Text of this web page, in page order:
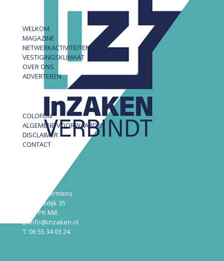
WELKOM
MAGAZINE
NETWERKACTIVITEITEN
VESTIGINGSKLIMAAT
OVER ONS
ADVERTEREN
COLOFON
ALGEMENE VOORWAARDEN
DISCLAIMER
CONTACT
Robert Hermens
Udensedijk 35
5451 PK Mill
E: info@inzaken.nl
T: 06 55 34 03 24